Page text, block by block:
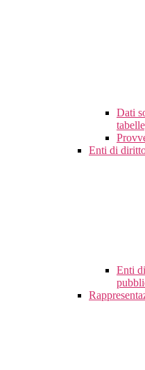
Dati
Enti di
Enti